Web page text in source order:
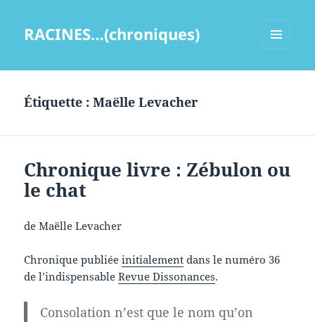
RACINES…(chroniques)
Étiquette :Maëlle Levacher
Chronique livre : Zébulon ou
le chat
de Maëlle Levacher
Chronique publiéeinitialement dans le numéro 36
de l’indispensableRevue Dissonances.
Consolation n’est que le nom qu’on